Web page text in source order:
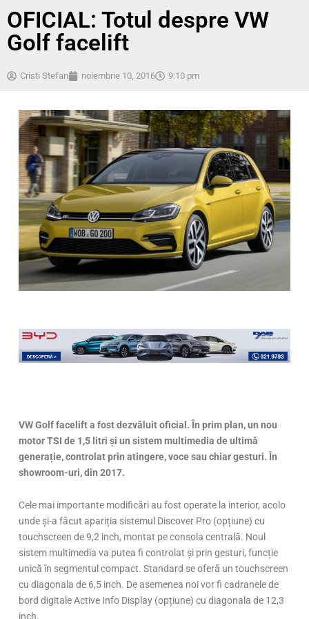
OFICIAL: Totul despre VW
Golf facelift
Cristi Stefan noiembrie 10, 2016 9:10 pm
VW Golf facelift a fost dezvăluit oficial. În prim plan, un nou
motor TSI de 1,5 litri și un sistem multimedia de ultimă
generație, controlat prin atingere, voce sau chiar gesturi. În
showroom-uri, din 2017.
Cele mai importante modificări au fost operate la interior, acolo
unde și-a făcut apariția sistemul Discover Pro (opțiune) cu
touchscreen de 9,2 inch, montat pe consola centrală. Noul
sistem multimedia va putea fi controlat și prin gesturi, funcție
unică în segmentul compact. Standard se oferă un touchscreen
cu diagonala de 6,5 inch. De asemenea noi vor fi cadranele de
bord digitale Active Info Display (opțiune) cu diagonala de 12,3
inch.